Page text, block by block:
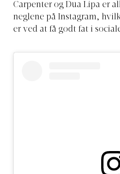
Carpenter og Dua Lipa er
neglene på Instagram,
er ved at få godt fat i